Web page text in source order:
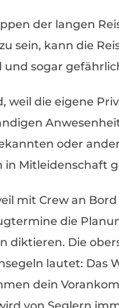
der langen
sein, kann die
sogar
weil die eigene
oder
in Mitleidenschaft
mit Crew an
die
diktieren. Die
lautet: Das
dein